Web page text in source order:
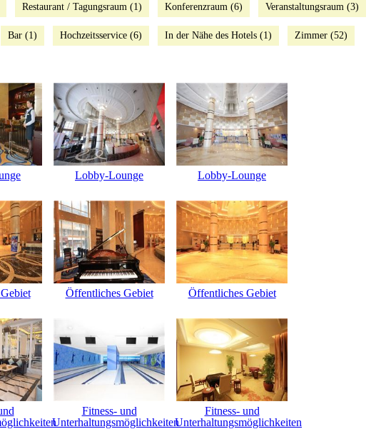
Restaurant / Tagungsraum (1) Konferenzraum (6) Veranstaltungsraum (3)
Bar (1) Hochzeitsservice (6) In der Nähe des Hotels (1) Zimmer (52)
Lobby-Lounge Lobby-Lounge
Öffentliches Gebiet Öffentliches Gebiet
Fitness- und
Unterhaltungsmöglichkeiten
Fitness- und
Unterhaltungsmöglichkeiten